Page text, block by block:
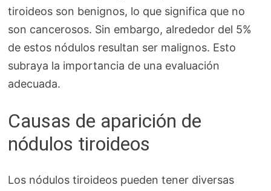
tiroideos son benignos, lo que significa que no
son cancerosos. Sin embargo, alrededor del 5%
de estos nódulos resultan ser malignos. Esto
subraya la importancia de una evaluación
adecuada.
Causas de aparición de
nódulos tiroideos
Los nódulos tiroideos pueden tener diversas